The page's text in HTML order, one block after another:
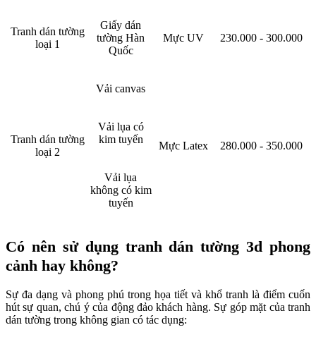
Tranh dán tường
loại 1
Giấy dán
tường Hàn
Quốc
Mực UV 230.000 - 300.000
Tranh dán tường
loại 2
Vải canvas
Mực Latex 280.000 - 350.000
Vải lụa có
kim tuyến
Vải lụa
không có kim
tuyến
Có nên sử dụng tranh dán tường 3d phong
cảnh hay không?
Sự đa dạng và phong phú trong họa tiết và khổ tranh là điểm cuốn
hút sự quan, chú ý của động đảo khách hàng. Sự góp mặt của tranh
dán tường trong không gian có tác dụng: